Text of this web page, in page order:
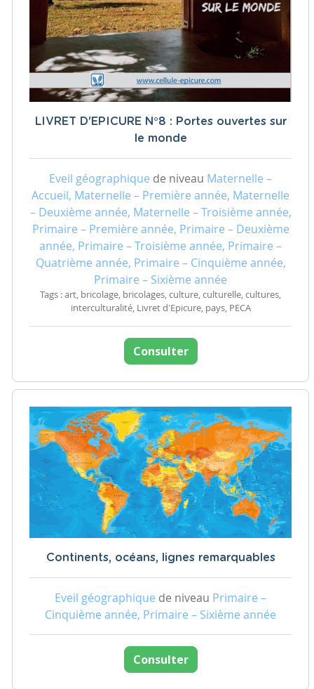
LIVRET D'EPICURE N°8 : Portes ouvertes sur
le monde
Eveil géographique de niveau Maternelle –
Accueil, Maternelle – Première année, Maternelle
– Deuxième année, Maternelle – Troisième année,
Primaire – Première année, Primaire – Deuxième
année, Primaire – Troisième année, Primaire –
Quatrième année, Primaire – Cinquième année,
Primaire – Sixième année
Tags : art, bricolage, bricolages, culture, culturelle, cultures,
interculturalité, Livret d'Epicure, pays, PECA
Consulter
Continents, océans, lignes remarquables
Eveil géographique de niveau Primaire –
Cinquième année, Primaire – Sixième année
Consulter